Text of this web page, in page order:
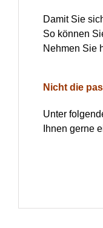
Damit Sie
So können
Nehmen Sie
Nicht die
Unter
Ihnen gerne